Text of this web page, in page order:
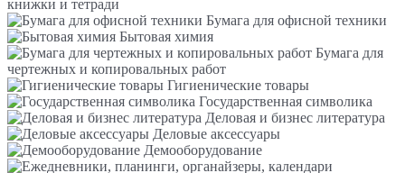
книжки и тетради
Бумага для офисной техники
Бытовая химия
Бумага для
чертежных и копировальных работ
Гигиенические товары
Государственная символика
Деловая и бизнес литература
Деловые аксессуары
Демооборудование